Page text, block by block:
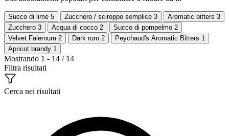
Succo di lime 5 Zucchero / sciroppo semplice 3 Aromatic bitters 3
Zucchero 3 Acqua di cocco 2 Succo di pompelmo 2
Velvet Falernum 2 Dark rum 2 Peychaud's Aromatic Bitters 1
Apricot brandy 1
Mostrando 1 - 14 / 14
Filtra risultati
Cerca nei risultati